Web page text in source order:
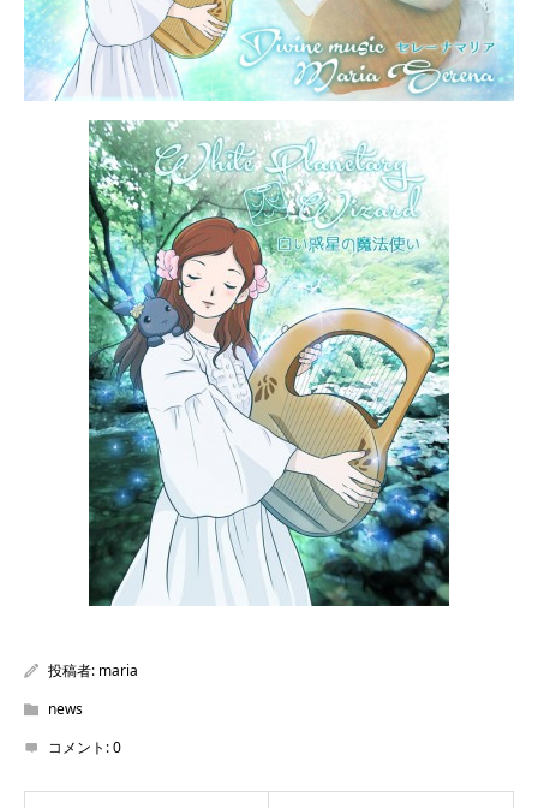
投稿者: maria
news
コメント:0